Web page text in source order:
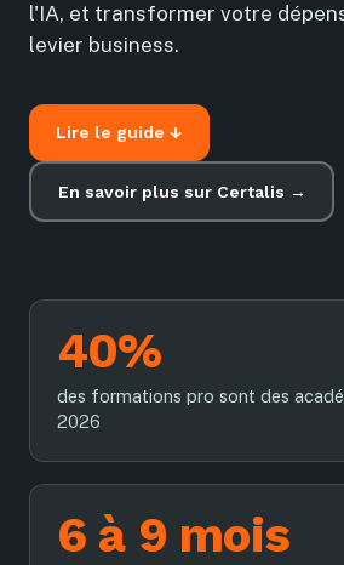
l'IA, et transformer votre
levier business.
Lire le guide ↓
En savoir plus sur Certalis →
40%
des formations pro sont des
2026
6 à 9 mois